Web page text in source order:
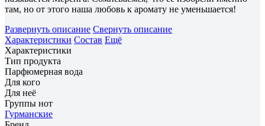
там, но от этого наша любовь к аромату не уменьшается!
Развернуть описание Свернуть описание
Характеристики Состав Ещё
Характеристики
Тип продукта
Парфюмерная вода
Для кого
Для неё
Группы нот
Гурманские